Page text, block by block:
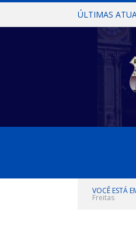
ÚLTIMAS
VOCÊ ESTÁ
Freitas